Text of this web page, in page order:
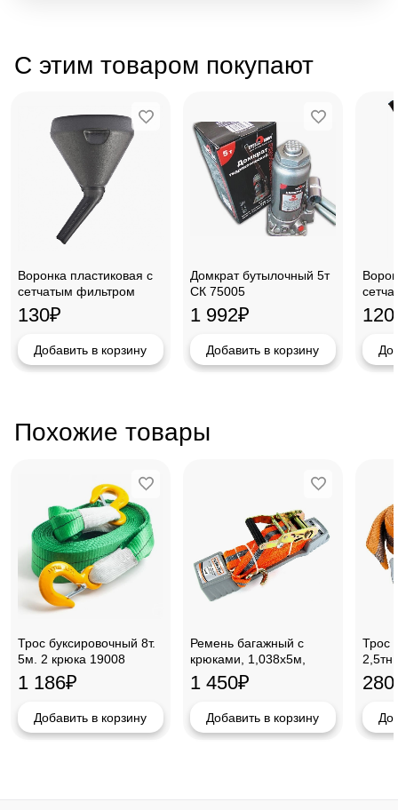
С этим товаром покупают
Воронка пластиковая с
сетчатым фильтром
160мм Stels, 53723
130₽
Добавить в корзину
Домкрат бутылочный 5т
СК 75005
1 992₽
Добавить в корзину
120
Похожие товары
Трос буксировочный 8т.
5м. 2 крюка 19008
1 186₽
Добавить в корзину
Ремень багажный с
крюками, 1,038х5м,
Automatic, Srels, 54365
1 450₽
Добавить в корзину
Трос
54371
280